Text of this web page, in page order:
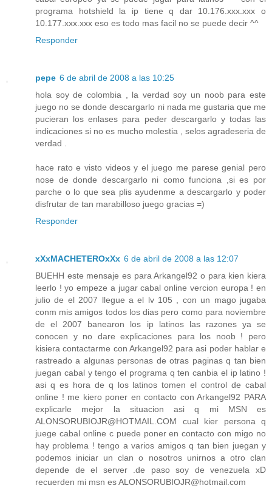
programa hotshield la ip tiene q dar 10.176.xxx.xxx o
10.177.xxx.xxx eso es todo mas facil no se puede decir ^^
Responder
pepe 6 de abril de 2008 a las 10:25
hola soy de colombia , la verdad soy un noob para este
juego no se donde descargarlo ni nada me gustaria que me
pucieran los enlases para peder descargarlo y todas las
indicaciones si no es mucho molestia , selos agradeseria de
verdad .
hace rato e visto videos y el juego me parese genial pero
nose de donde descargarlo ni como funciona ,si es por
parche o lo que sea plis ayudenme a descargarlo y poder
disfrutar de tan marabilloso juego gracias =)
Responder
xXxMACHETEROxXx 6 de abril de 2008 a las 12:07
BUEHH este mensaje es para Arkangel92 o para kien kiera
leerlo ! yo empeze a jugar cabal online vercion europa ! en
julio de el 2007 llegue a el lv 105 , con un mago jugaba
conm mis amigos todos los dias pero como para noviembre
de el 2007 banearon los ip latinos las razones ya se
conocen y no dare explicaciones para los noob ! pero
kisiera contactarme con Arkangel92 para asi poder hablar e
rastreado a algunas personas de otras paginas q tan bien
juegan cabal y tengo el programa q ten canbia el ip latino !
asi q es hora de q los latinos tomen el control de cabal
online ! me kiero poner en contacto con Arkangel92 PARA
explicarle mejor la situacion asi q mi MSN es
ALONSORUBIOJR@HOTMAIL.COM cual kier persona q
juege cabal online c puede poner en contacto con migo no
hay problema ! tengo a varios amigos q tan bien juegan y
podemos iniciar un clan o nosotros unirnos a otro clan
depende de el server .de paso soy de venezuela xD
recuerden mi msn es ALONSORUBIOJR@hotmail.com